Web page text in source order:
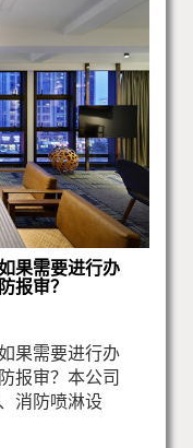
果需要进行办
报审？
果需要进行办
报审？本公司
消防喷淋设